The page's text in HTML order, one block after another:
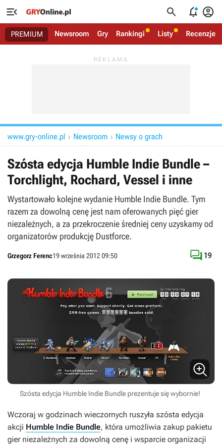
   
PREMIUM Newsroom Gry Rankingi Listy Recenzje
www.gry-online.pl  Newsroom  Newsy o grach
Szósta edycja Humble Indie Bundle –
Torchlight, Rochard, Vessel i inne
Wystartowało kolejne wydanie Humble Indie Bundle. Tym
razem za dowolną cenę jest nam oferowanych pięć gier
niezależnych, a za przekroczenie średniej ceny uzyskamy od
organizatorów produkcję Dustforce.
Grzegorz Ferenc19 września 2012 09:50  19
Szósta edycja Humble Indie Bundle prezentuje się wybornie!
Wczoraj w godzinach wieczornych ruszyła szósta edycja
akcji Humble Indie Bundle, która umożliwia zakup pakietu
gier niezależnych za dowolną cenę i wsparcie organizacji